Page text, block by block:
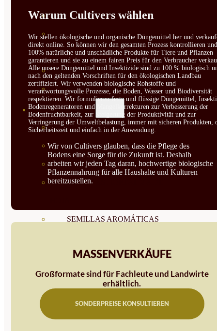
MATERIAS PRIMAS
PROTECCIÓN CULTIVOS Y
PLANTAS
PLANTAS INTERIOR
GROWPUNCH
SEMILLAS
VER TODAS
BIODINÁMICAS DEMETER
HORTALIZA FRUTO
SEMILLAS HORTALIZA DE
SEMILLAS AROMÁTICAS
SEMILLAS FLORES
COMESTIBLES
Warum Cultivers wählen
Wir stellen ökologische und organische Düngemittel her und
direkt online. So können wir den gesamten Prozess kontrollieren und
100% natürliche und unschädliche Produkte für Tiere und Pflanzen
garantieren und sie zu einem fairen Preis für den Verbraucher
Alle unsere Düngemittel und Insektizide sind zu 100 % biologisch
nach den geltenden Vorschriften für den ökologischen Landbau
zertifiziert. Wir verwenden biologische Rohstoffe und
verantwortungsvolle Prozesse, die Boden, Wasser und Biodiversität
respektieren. Wir formulieren feste und flüssige Düngemittel,
Bodenregeneratoren und Mangelkorrekturen zur Verbesserung der
Bodenfruchtbarkeit, zur Steigerung der Produktivität und zur
Verringerung der Umweltbelastung, immer mit sicheren Produkten,
Sicherheitszeit und einfach in der Anwendung.
Wir von Cultivers glauben, dass die Pflege des
Bodens eine Sorge für die Zukunft ist. Deshalb
arbeiten wir jeden Tag daran, hochwertige biologische
Pflanzennahrung für alle Haushalte und Kulturen
bereitzustellen.
MASSENVERKÄUFE
Großformate sind für Fachleute und Landwirte
erhältlich.
SONDERPREISE KONSULTIEREN